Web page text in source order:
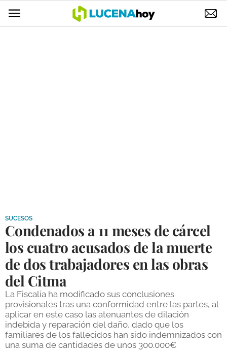
DEPORTES
COMPETICIONES
DEPORTE BASE
OPINIÓN
VENTANA CIUDADANA
CÓRDOBA
SUCESOS
Condenados a 11 meses de cárcel
los cuatro acusados de la muerte
de dos trabajadores en las obras
del Citma
La Fiscalía ha modificado sus conclusiones
provisionales tras una conformidad entre las partes, al
aplicar en este caso las atenuantes de dilación
indebida y reparación del daño, dado que los
familiares de los fallecidos han sido indemnizados con
una suma de cantidades de unos 300.000€